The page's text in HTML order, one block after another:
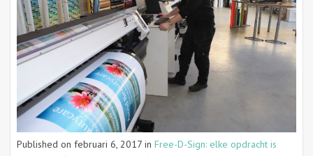
Published on februari 6, 2017 in Free-D-Sign: elke opdracht is